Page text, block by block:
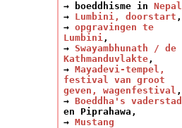
→ boeddhisme in Nepal
→ Lumbini, doorstart ,
→ opgravingen te
Lumbini,
→ Swayambhunath / de
Kathmanduvlakte,
→ Mayadevi-tempel,
festival van groot
geven, wagenfestival ,
→ Boeddha's vaderstad
en Piprahawa,
→ Mustang